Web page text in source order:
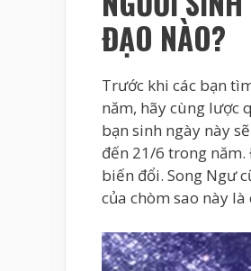
ĐẠO NÀO?
Trước khi các bạn
năm, hãy cùng lược
bạn sinh ngày này
đến 21/6 trong năm.
biến đổi. Song Ngư
của chòm sao này là